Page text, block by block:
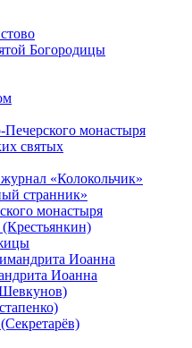
Богородицы
Печерского монастыря
святых
«Колокольчик»
странник»
монастыря
Иоанна
Иоанна